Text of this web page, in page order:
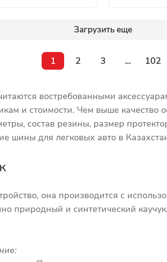
Загрузить еще
1 2 3 ... 102
востребованными
и стоимости. Чем выше
состав резины, размер
для легковых авто в
она производится с
природный и синтетический